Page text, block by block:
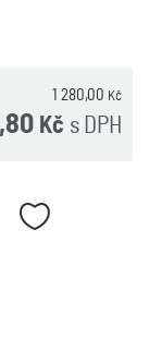
1 280,00 Kč
s DPH
Kč